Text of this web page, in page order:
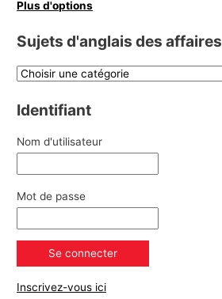
Plus d'options
Sujets d'anglais des affaires
Identifiant
Nom d'utilisateur
Mot de passe
Inscrivez-vous ici